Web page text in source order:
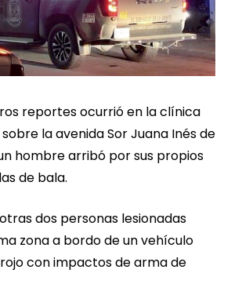
reportes ocurrió en la clínica
la avenida Sor Juana Inés de
hombre arribó por sus propios
de bala.
dos personas lesionadas
zona a bordo de un vehículo
con impactos de arma de